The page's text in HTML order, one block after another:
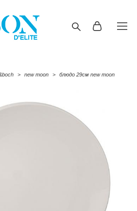
> new moon > блюдо 29см new moon